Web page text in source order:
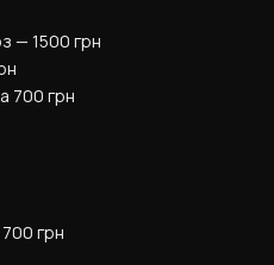
— 1500 грн
700 грн
грн